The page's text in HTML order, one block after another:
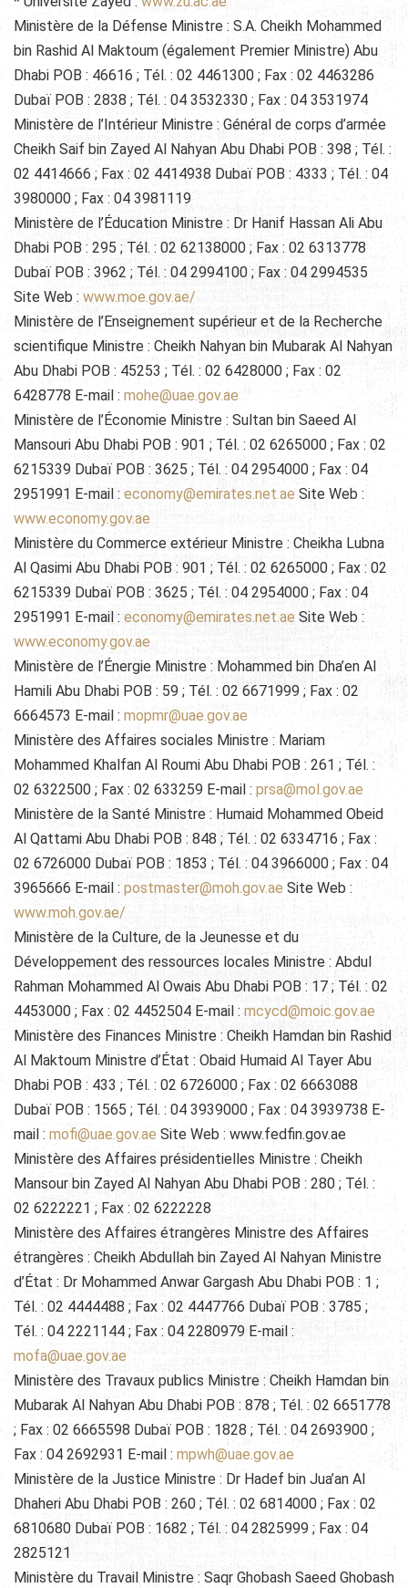
Ministère de la Défense Ministre : S.A. Cheikh Mohammed
bin Rashid Al Maktoum (également Premier Ministre) Abu
Dhabi POB : 46616 ; Tél. : 02 4461300 ; Fax : 02 4463286
Dubaï POB : 2838 ; Tél. : 04 3532330 ; Fax : 04 3531974
Ministère de l’Intérieur Ministre : Général de corps d’armée
Cheikh Saif bin Zayed Al Nahyan Abu Dhabi POB : 398 ; Tél. :
02 4414666 ; Fax : 02 4414938 Dubaï POB : 4333 ; Tél. : 04
3980000 ; Fax : 04 3981119
Ministère de l’Éducation Ministre : Dr Hanif Hassan Ali Abu
Dhabi POB : 295 ; Tél. : 02 62138000 ; Fax : 02 6313778
Dubaï POB : 3962 ; Tél. : 04 2994100 ; Fax : 04 2994535
Site Web : www.moe.gov.ae/
Ministère de l’Enseignement supérieur et de la Recherche
scientifique Ministre : Cheikh Nahyan bin Mubarak Al Nahyan
Abu Dhabi POB : 45253 ; Tél. : 02 6428000 ; Fax : 02
6428778 E-mail : mohe@uae.gov.ae
Ministère de l’Économie Ministre : Sultan bin Saeed Al
Mansouri Abu Dhabi POB : 901 ; Tél. : 02 6265000 ; Fax : 02
6215339 Dubaï POB : 3625 ; Tél. : 04 2954000 ; Fax : 04
2951991 E-mail : economy@emirates.net.ae Site Web :
www.economy.gov.ae
Ministère du Commerce extérieur Ministre : Cheikha Lubna
Al Qasimi Abu Dhabi POB : 901 ; Tél. : 02 6265000 ; Fax : 02
6215339 Dubaï POB : 3625 ; Tél. : 04 2954000 ; Fax : 04
2951991 E-mail :economy@emirates.net.ae Site Web :
www.economy.gov.ae
Ministère de l’Énergie Ministre : Mohammed bin Dha’en Al
Hamili Abu Dhabi POB : 59 ; Tél. : 02 6671999 ; Fax : 02
6664573 E-mail : mopmr@uae.gov.ae
Ministère des Affaires sociales Ministre : Mariam
Mohammed Khalfan Al Roumi Abu Dhabi POB : 261 ; Tél. :
02 6322500 ; Fax : 02 633259 E-mail : prsa@mol.gov.ae
Ministère de la Santé Ministre : Humaid Mohammed Obeid
Al Qattami Abu Dhabi POB : 848 ; Tél. : 02 6334716 ; Fax :
02 6726000 Dubaï POB : 1853 ; Tél. : 04 3966000 ; Fax : 04
3965666 E-mail : postmaster@moh.gov.ae Site Web :
www.moh.gov.ae/
Ministère de la Culture, de la Jeunesse et du
Développement des ressources locales Ministre : Abdul
Rahman Mohammed Al Owais Abu Dhabi POB : 17 ; Tél. : 02
4453000 ; Fax : 02 4452504 E-mail : mcycd@moic.gov.ae
Ministère des Finances Ministre : Cheikh Hamdan bin Rashid
Al Maktoum Ministre d’État : Obaid Humaid Al Tayer Abu
Dhabi POB : 433 ; Tél. : 02 6726000 ; Fax : 02 6663088
Dubaï POB : 1565 ; Tél. : 04 3939000 ; Fax : 04 3939738 E-
mail : mofi@uae.gov.ae Site Web : www.fedfin.gov.ae
Ministère des Affaires présidentielles Ministre : Cheikh
Mansour bin Zayed Al Nahyan Abu Dhabi POB : 280 ; Tél. :
02 6222221 ; Fax : 02 6222228
Ministère des Affaires étrangères Ministre des Affaires
étrangères : Cheikh Abdullah bin Zayed Al Nahyan Ministre
d’État : Dr Mohammed Anwar Gargash Abu Dhabi POB : 1 ;
Tél. : 02 4444488 ; Fax : 02 4447766 Dubaï POB : 3785 ;
Tél. : 04 2221144 ; Fax : 04 2280979 E-mail :
mofa@uae.gov.ae
Ministère des Travaux publics Ministre : Cheikh Hamdan bin
Mubarak Al Nahyan Abu Dhabi POB : 878 ; Tél. : 02 6651778
; Fax : 02 6665598 Dubaï POB : 1828 ; Tél. : 04 2693900 ;
Fax : 04 2692931 E-mail : mpwh@uae.gov.ae
Ministère de la Justice Ministre : Dr Hadef bin Jua’an Al
Dhaheri Abu Dhabi POB : 260 ; Tél. : 02 6814000 ; Fax : 02
6810680 Dubaï POB : 1682 ; Tél. : 04 2825999 ; Fax : 04
2825121
Ministère du Travail Ministre : Saqr Ghobash Saeed Ghobash